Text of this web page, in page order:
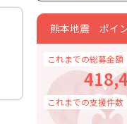
熊本地震 ポイ
これまでの総募金額
これまでの支援件数